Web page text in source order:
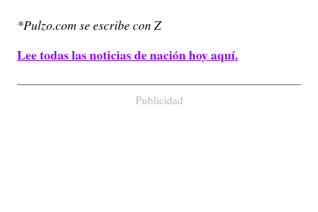
*Pulzo.com se escribe con Z
Lee todas las noticias de nación hoy aquí.
Publicidad